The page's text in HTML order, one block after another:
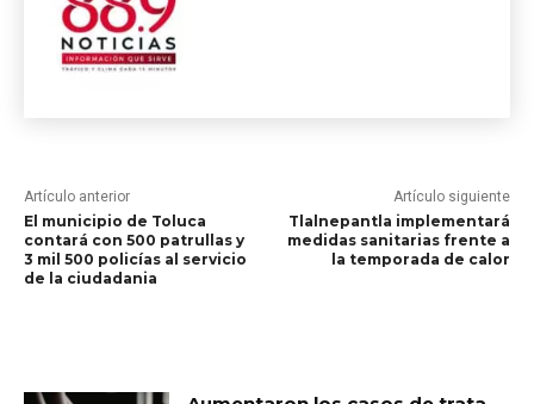
Artículo anterior
El municipio de Toluca
contará con 500 patrullas y
3 mil 500 policías al servicio
de la ciudadania
Artículo siguiente
Tlalnepantla implementará
medidas sanitarias frente a
la temporada de calor